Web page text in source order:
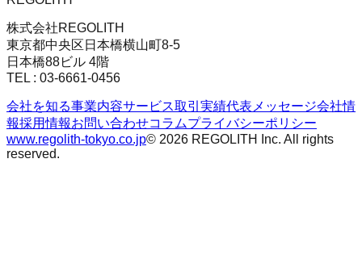
株式会社REGOLITH
東京都中央区日本橋横山町8-5
日本橋88ビル 4階
TEL : 03-6661-0456
会社を知る事業内容サービス取引実績代表メッセージ会社情
報採用情報お問い合わせコラムプライバシーポリシー
www.regolith-tokyo.co.jp© 2026 REGOLITH Inc. All rights
reserved.